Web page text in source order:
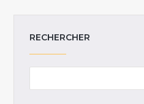
RECHERCHER